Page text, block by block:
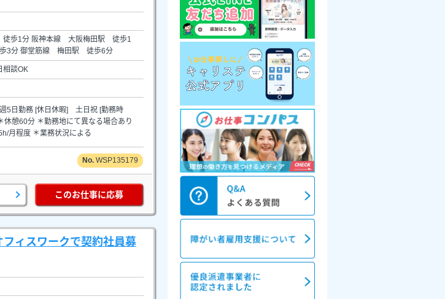
歩1分 阪神本線 大阪梅田駅 徒歩1
3分 御堂筋線 梅田駅 徒歩6分
談OK
日勤務 [休日休暇] 土日祝 [勤務時
憩60分 ＊勤務地にて異なる場合あり
月程度 ＊業務状況による
WSP135179
このお仕事に応募
ィスワークで契約社員募